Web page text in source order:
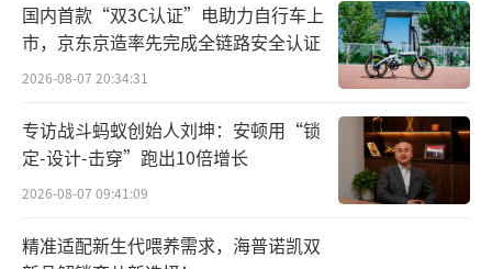
其中尤其以剑南春等高端品牌为代表。
三是酱酒依旧承压，主流价位段在200~50
0元之间，四川成都经销商反映，目前酱酒主流
消费价位段逐渐集中在200-500元之间，但今年
酱酒市场依然承受着不小的压力，从某酱酒品
牌的动销来看，酱酒的市场压力还是很大，首
先是利润越来越透明，渠道拿货信心不足，其
国内首款“双3C认证”电助力自行车上
市，京东京造率先完成全链路安全认证
2026-08-07 20:34:31
专访战斗蚂蚁创始人刘坤：安顿用“锁
定-设计-击穿”跑出10倍增长
2026-08-07 09:41:09
精准适配新生代喂养需求，海普诺凯双